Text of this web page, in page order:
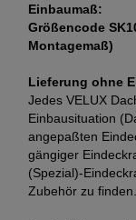
Einbaumaß:
Größencode
Montagemaß)
Lieferung ohne
Jedes VELUX
Einbausituation
angepaßten
gängiger
(Spezial)-
Zubehör zu finden.